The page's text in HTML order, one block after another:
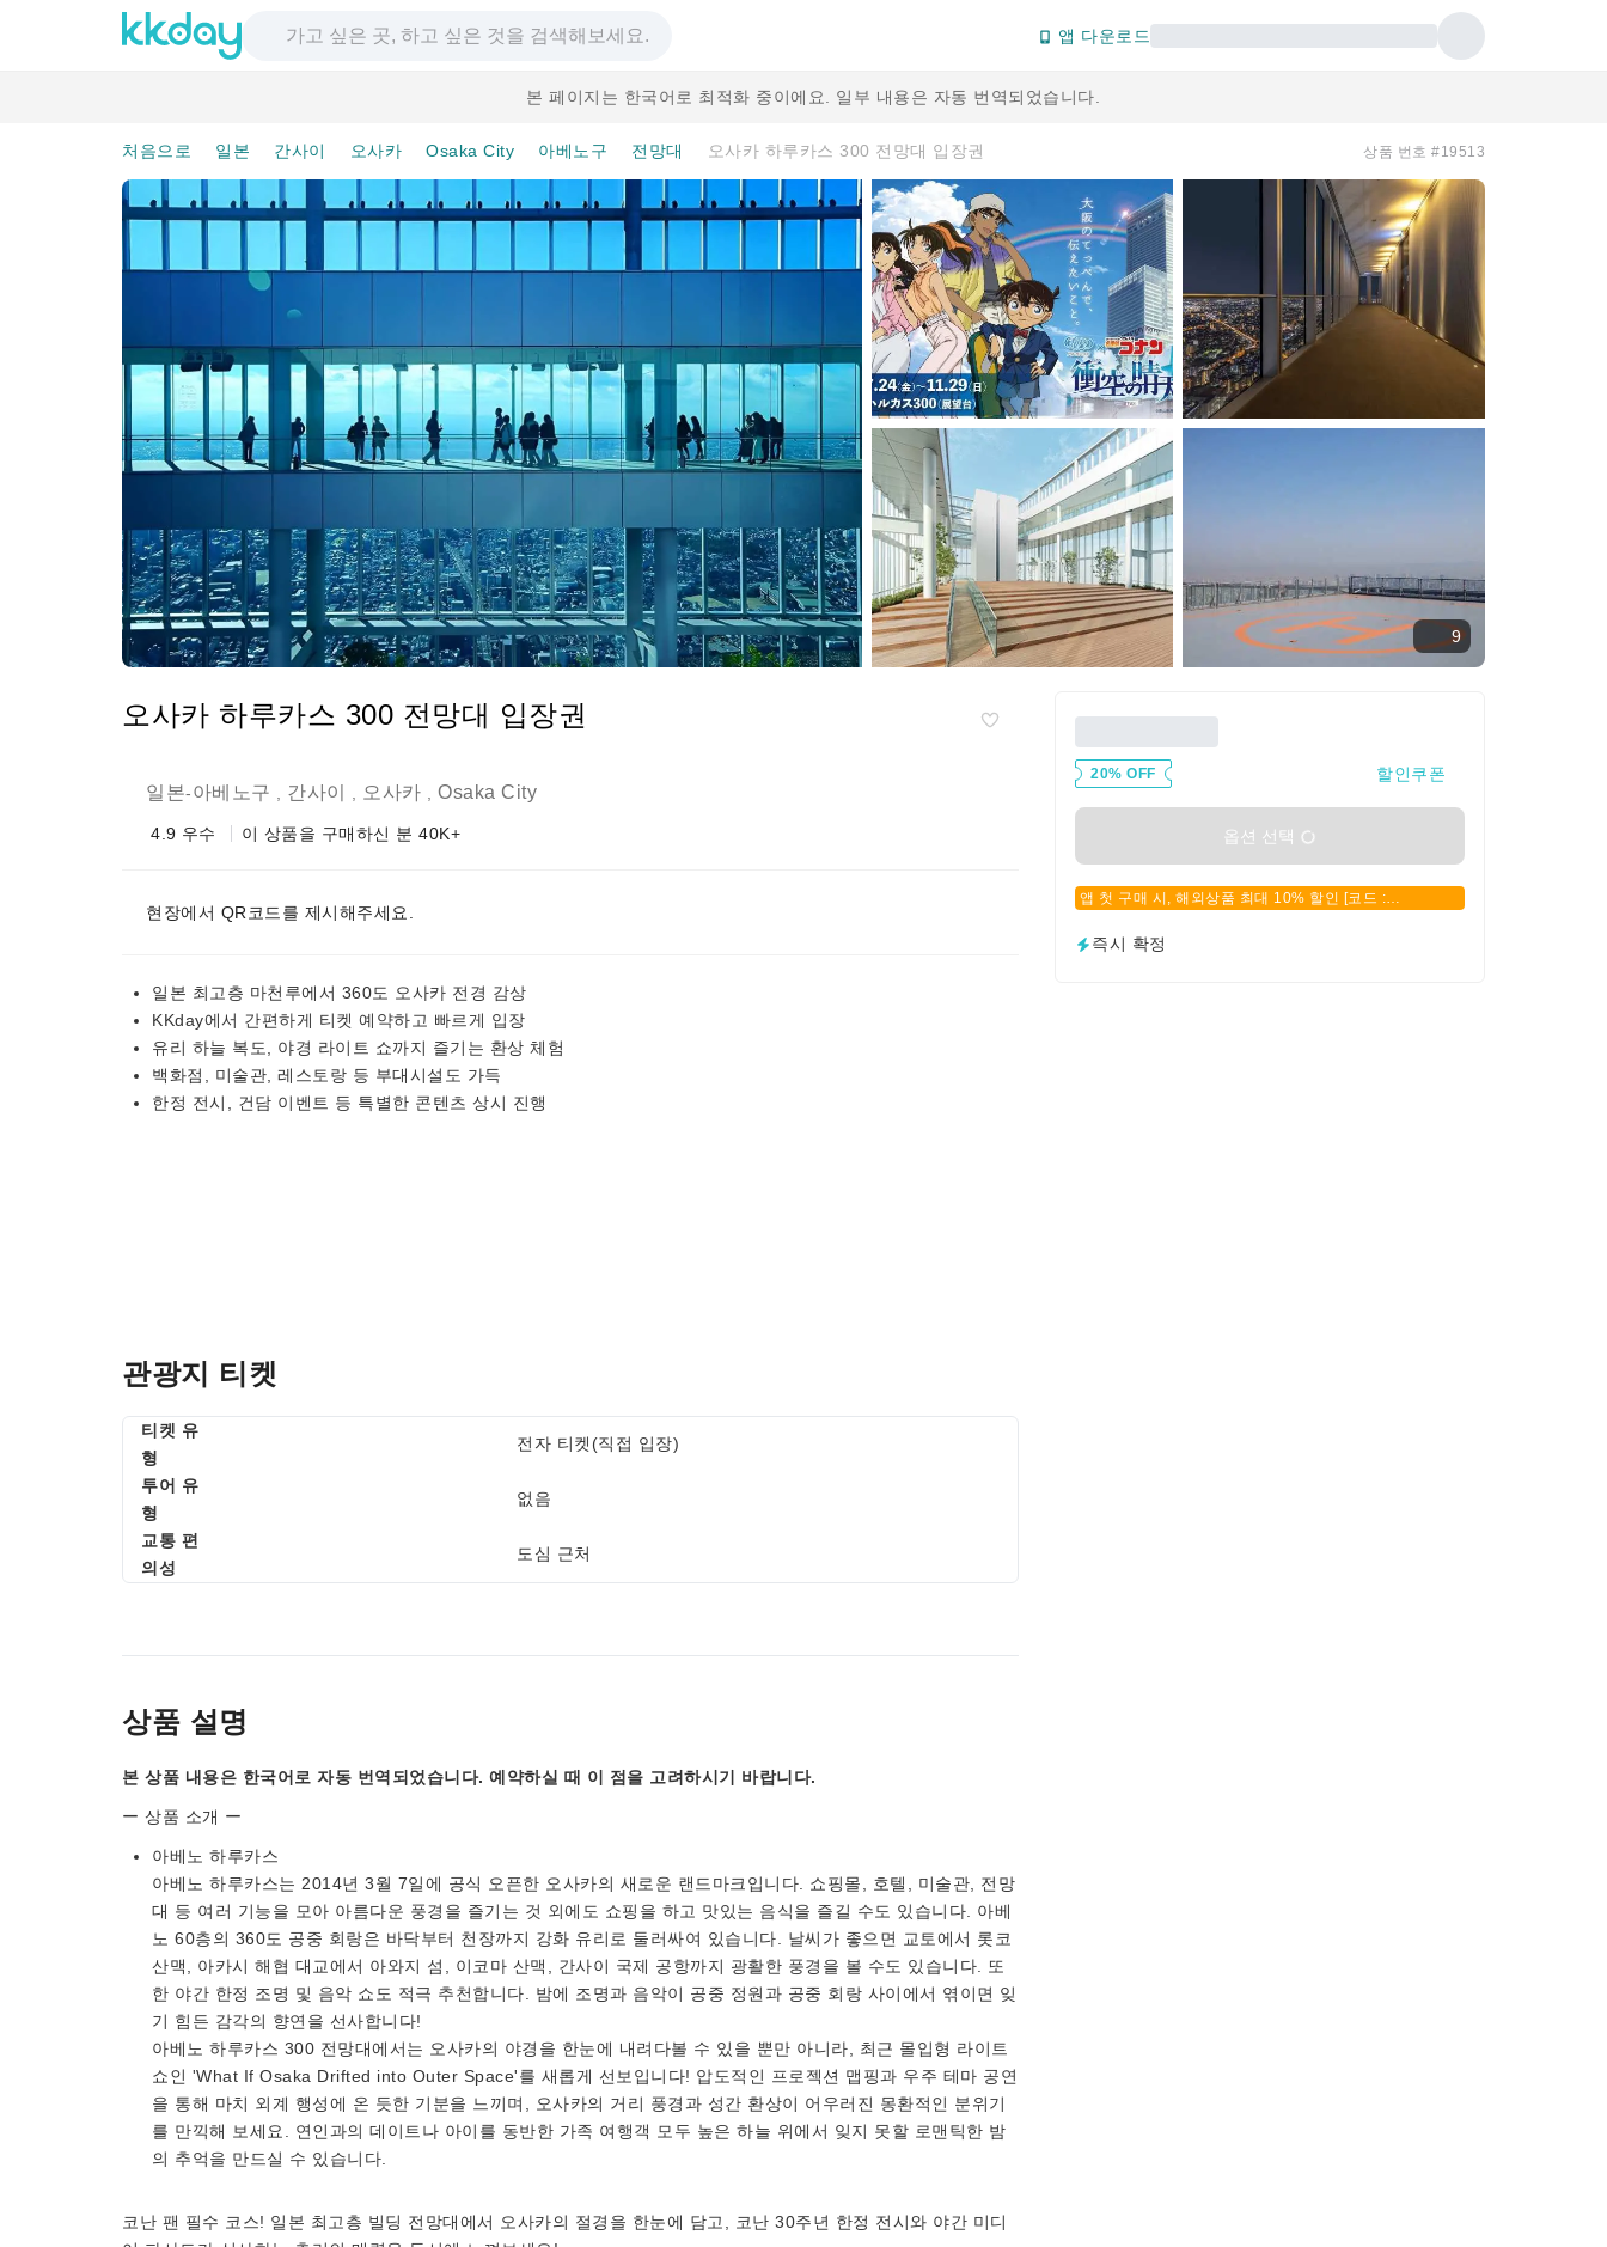
앱 다운로드
본 페이지는 한국어로 최적화 중이에요. 일부 내용은 자동 번역되었습니다.
처음으로 일본 간사이 오사카 Osaka City 아베노구 전망대 오사카 하루카스 300 전망대 입장권 상품 번호 #19513
9
오사카 하루카스 300 전망대 입장권
일본-아베노구 간사이 오사카 Osaka City
4.9 우수 이 상품을 구매하신 분 40K+
현장에서 QR코드를 제시해주세요.
일본 최고층 마천루에서 360도 오사카 전경 감상
KKday에서 간편하게 티켓 예약하고 빠르게 입장
유리 하늘 복도, 야경 라이트 쇼까지 즐기는 환상 체험
백화점, 미술관, 레스토랑 등 부대시설도 가득
한정 전시, 건담 이벤트 등 특별한 콘텐츠 상시 진행
20% OFF 할인쿠폰
옵션 선택
앱 첫 구매 시, 해외상품 최대 10% 할인 [코드 :
즉시 확정
관광지 티켓
티켓 유
형
전자 티켓(직접 입장)
투어 유
형
없음
교통 편
의성
도심 근처
상품 설명
본 상품 내용은 한국어로 자동 번역되었습니다. 예약하실 때 이 점을 고려하시기 바랍니다.
ー 상품 소개 ー
아베노 하루카스
아베노 하루카스는 2014년 3월 7일에 공식 오픈한 오사카의 새로운 랜드마크입니다. 쇼핑몰, 호텔, 미술관, 전망
대 등 여러 기능을 모아 아름다운 풍경을 즐기는 것 외에도 쇼핑을 하고 맛있는 음식을 즐길 수도 있습니다. 아베
노 60층의 360도 공중 회랑은 바닥부터 천장까지 강화 유리로 둘러싸여 있습니다. 날씨가 좋으면 교토에서 롯코
산맥, 아카시 해협 대교에서 아와지 섬, 이코마 산맥, 간사이 국제 공항까지 광활한 풍경을 볼 수도 있습니다. 또
한 야간 한정 조명 및 음악 쇼도 적극 추천합니다. 밤에 조명과 음악이 공중 정원과 공중 회랑 사이에서 엮이면 잊
기 힘든 감각의 향연을 선사합니다!
아베노 하루카스 300 전망대에서는 오사카의 야경을 한눈에 내려다볼 수 있을 뿐만 아니라, 최근 몰입형 라이트
쇼인 'What If Osaka Drifted into Outer Space'를 새롭게 선보입니다! 압도적인 프로젝션 맵핑과 우주 테마 공연
을 통해 마치 외계 행성에 온 듯한 기분을 느끼며, 오사카의 거리 풍경과 성간 환상이 어우러진 몽환적인 분위기
를 만끽해 보세요. 연인과의 데이트나 아이를 동반한 가족 여행객 모두 높은 하늘 위에서 잊지 못할 로맨틱한 밤
의 추억을 만드실 수 있습니다.
코난 팬 필수 코스! 일본 최고층 빌딩 전망대에서 오사카의 절경을 한눈에 담고, 코난 30주년 한정 전시와 야간 미디